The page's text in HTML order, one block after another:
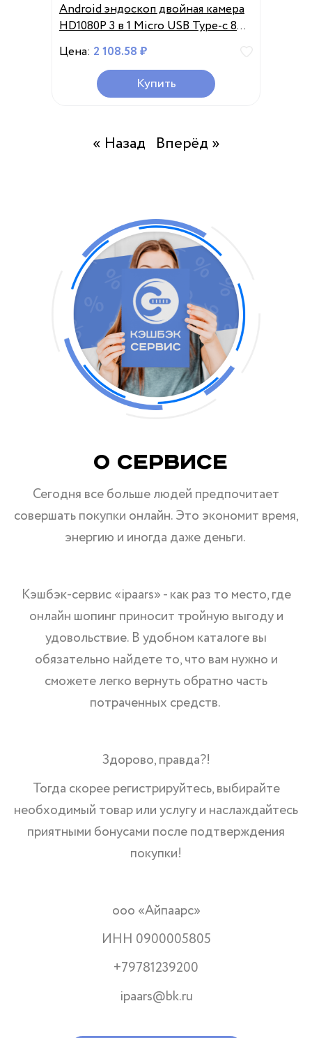
Android эндоскоп двойная камера
HD1080P 3 в 1 Micro USB Type-c 8
мм 5,5 мм бороскоп для осмотра
автомобиля водонепроницаемый
для ПК Sumang HUIWEI
Цена: 2 108.58 ₽
Купить
« Назад Вперёд »
О Сервисе
Сегодня все больше людей предпочитает
совершать покупки онлайн. Это экономит время,
энергию и иногда даже деньги.
Кэшбэк-сервис «ipaars» - как раз то место, где
онлайн шопинг приносит тройную выгоду и
удовольствие. В удобном каталоге вы
обязательно найдете то, что вам нужно и
сможете легко вернуть обратно часть
потраченных средств.
Здорово, правда?!
Тогда скорее регистрируйтесь, выбирайте
необходимый товар или услугу и наслаждайтесь
приятными бонусами после подтверждения
покупки!
ооо «Айпаарс»
ИНН 0900005805
+79781239200
ipaars@bk.ru